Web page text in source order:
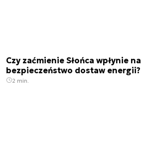
Czy zaćmienie Słońca wpłynie na
bezpieczeństwo dostaw energii?
2 min.